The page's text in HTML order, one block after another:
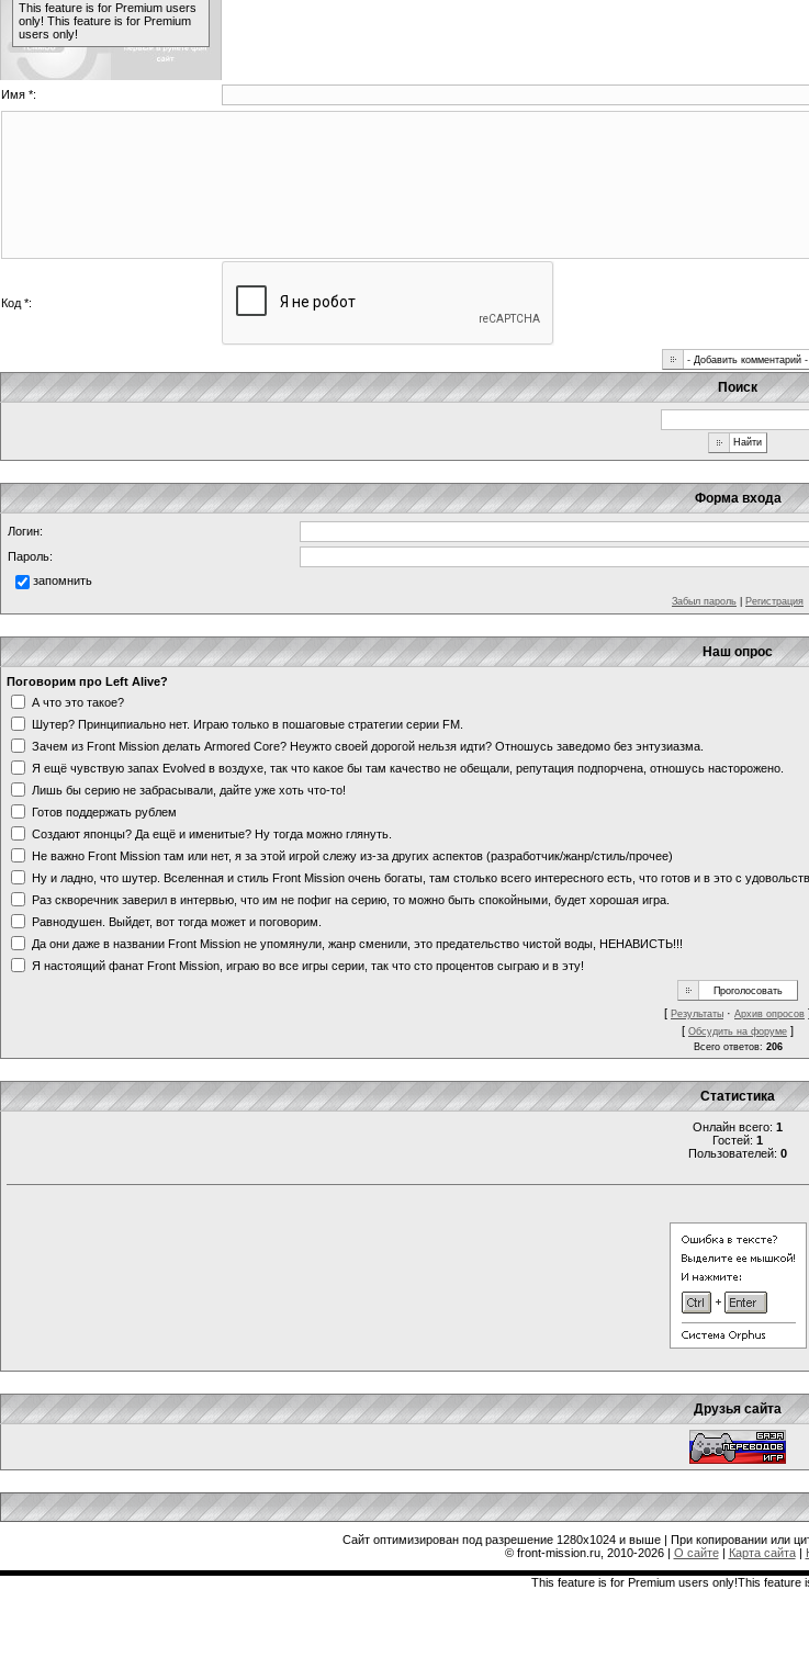
This feature is for Premium users
only! This feature is for Premium
users only!
Имя *:
Код *:
Поиск
Форма входа
Логин:
Пароль:
запомнить
Забыл пароль Регистрация
Наш опрос
Поговорим про Left Alive?
А что это такое?
Шутер? Принципиально нет. Играю только в пошаговые стратегии серии FM.
Зачем из Front Mission делать Armored Core? Неужто своей дорогой нельзя идти? Отношусь заведомо без энтузиазма.
Я ещё чувствую запах Evolved в воздухе, так что какое бы там качество не обещали, репутация подпорчена, отношусь насторожено.
Лишь бы серию не забрасывали, дайте уже хоть что-то!
Готов поддержать рублем
Создают японцы? Да ещё и именитые? Ну тогда можно глянуть.
Не важно Front Mission там или нет, я за этой игрой слежу из-за других аспектов (разработчик/жанр/стиль/прочее)
Ну и ладно, что шутер. Вселенная и стиль Front Mission очень богаты, там столько всего интересного есть, что готов и в это с
Раз скворечник заверил в интервью, что им не пофиг на серию, то можно быть спокойными, будет хорошая игра.
Равнодушен. Выйдет, вот тогда может и поговорим.
Да они даже в названии Front Mission не упомянули, жанр сменили, это предательство чистой воды, НЕНАВИСТЬ!!!
Я настоящий фанат Front Mission, играю во все игры серии, так что сто процентов сыграю и в эту!
[ Результаты · Архив опросов
[ Обсудить на форуме ]
Всего ответов: 206
Статистика
Онлайн всего: 1
Гостей: 1
Пользователей: 0
Друзья сайта
Сайт оптимизирован под разрешение 1280x1024 и выше | При копировании или
© front-mission.ru, 2010-2026| О сайте| Карта сайта|
This feature is for Premium users only!This feature